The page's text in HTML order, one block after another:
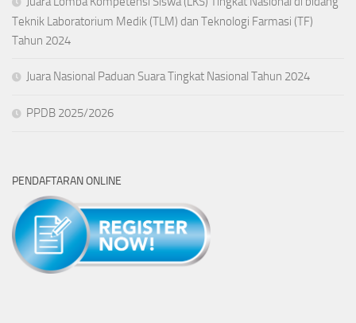
Teknik Laboratorium Medik (TLM) dan Teknologi Farmasi (TF)
Tahun 2024
Juara Nasional Paduan Suara Tingkat Nasional Tahun 2024
PPDB 2025/2026
PENDAFTARAN ONLINE